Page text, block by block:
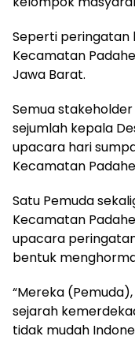
Seperti peringatan
Kecamatan
Jawa Barat.
Semua
sejumlah kepala
upacara hari
Kecamatan
Satu Pemuda
Kecamatan
upacara
bentuk
“Mereka
sejarah
tidak mudah